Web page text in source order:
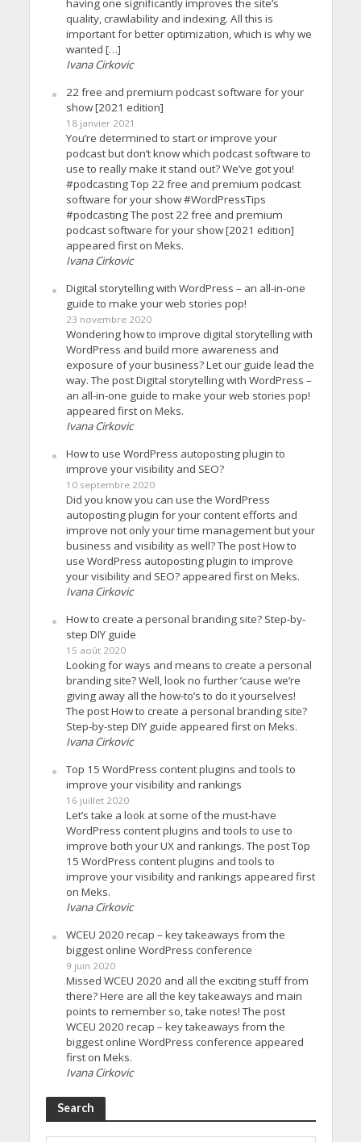
having one significantly improves the site’s
quality, crawlability and indexing. All this is
important for better optimization, which is why we
wanted […]
Ivana Cirkovic
22 free and premium podcast software for your
show [2021 edition]
18 janvier 2021
You’re determined to start or improve your
podcast but don’t know which podcast software to
use to really make it stand out? We’ve got you!
#podcasting Top 22 free and premium podcast
software for your show #WordPressTips
#podcasting The post 22 free and premium
podcast software for your show [2021 edition]
appeared first on Meks.
Ivana Cirkovic
Digital storytelling with WordPress – an all-in-one
guide to make your web stories pop!
23 novembre 2020
Wondering how to improve digital storytelling with
WordPress and build more awareness and
exposure of your business? Let our guide lead the
way. The post Digital storytelling with WordPress –
an all-in-one guide to make your web stories pop!
appeared first on Meks.
Ivana Cirkovic
How to use WordPress autoposting plugin to
improve your visibility and SEO?
10 septembre 2020
Did you know you can use the WordPress
autoposting plugin for your content efforts and
improve not only your time management but your
business and visibility as well? The post How to
use WordPress autoposting plugin to improve
your visibility and SEO? appeared first on Meks.
Ivana Cirkovic
How to create a personal branding site? Step-by-
step DIY guide
15 août 2020
Looking for ways and means to create a personal
branding site? Well, look no further ’cause we’re
giving away all the how-to’s to do it yourselves!
The post How to create a personal branding site?
Step-by-step DIY guide appeared first on Meks.
Ivana Cirkovic
Top 15 WordPress content plugins and tools to
improve your visibility and rankings
16 juillet 2020
Let’s take a look at some of the must-have
WordPress content plugins and tools to use to
improve both your UX and rankings. The post Top
15 WordPress content plugins and tools to
improve your visibility and rankings appeared first
on Meks.
Ivana Cirkovic
WCEU 2020 recap – key takeaways from the
biggest online WordPress conference
9 juin 2020
Missed WCEU 2020 and all the exciting stuff from
there? Here are all the key takeaways and main
points to remember so, take notes! The post
WCEU 2020 recap – key takeaways from the
biggest online WordPress conference appeared
first on Meks.
Ivana Cirkovic
Search